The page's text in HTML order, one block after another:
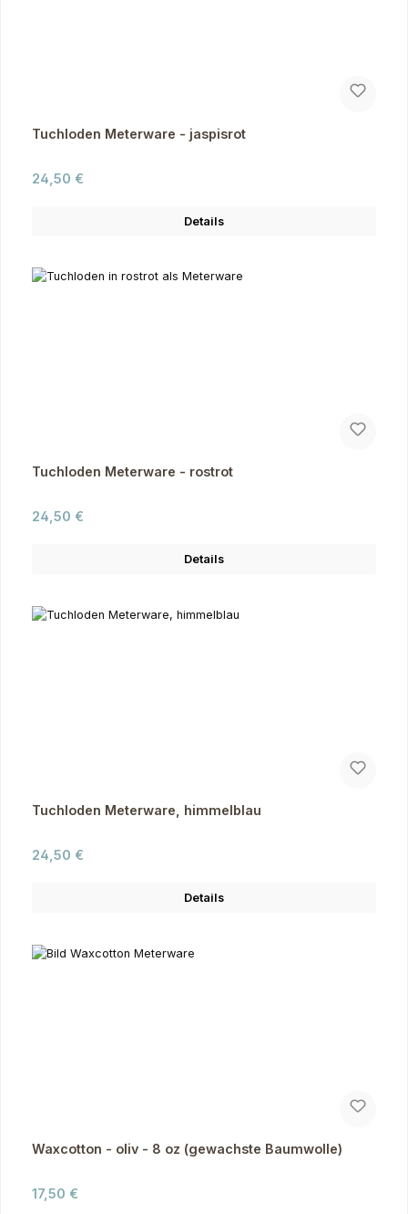
Tuchloden Meterware - jaspisrot
Regulärer Preis:
24,50 €
Details
Tuchloden Meterware - rostrot
Regulärer Preis:
24,50 €
Details
Tuchloden Meterware, himmelblau
Regulärer Preis:
24,50 €
Details
Waxcotton - oliv - 8 oz (gewachste Baumwolle)
Regulärer Preis:
17,50 €